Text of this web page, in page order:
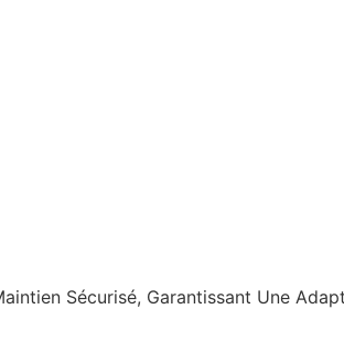
Sécurisé, Garantissant Une